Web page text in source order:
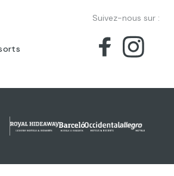
Suivez-nous sur :